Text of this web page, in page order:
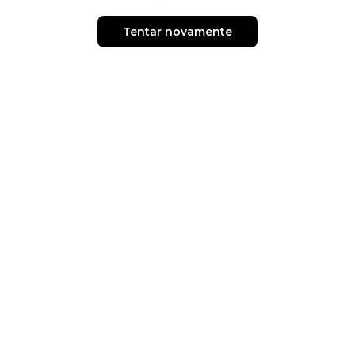
Tentar novamente